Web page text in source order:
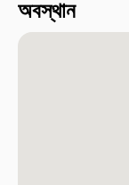
অবস্থান